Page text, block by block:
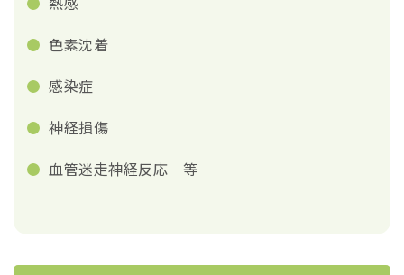
⾊素沈着
感染症
神経損傷
⾎管迷⾛神経反応 等